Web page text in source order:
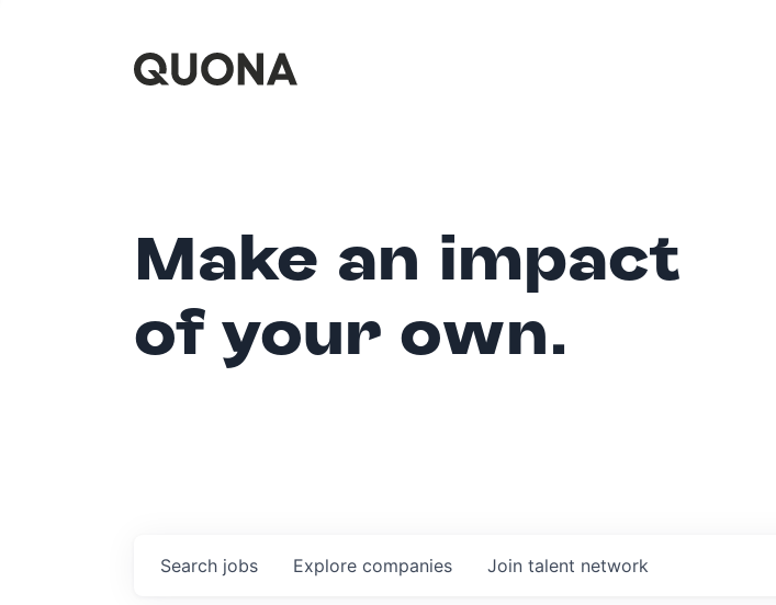
Make an impact
of your own.
Search jobs Explore companies Join talent network